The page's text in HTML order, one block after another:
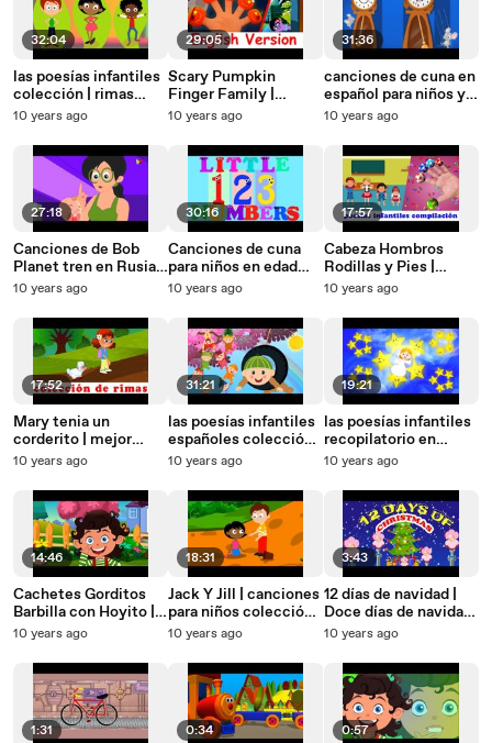
32:04
las poesías infantiles
colección | rimas
españoles
10 years ago
27:18
Canciones de Bob
Planet tren en Rusia |
Colección de rimas
10 years ago
17:52
Mary tenia un
corderito | mejor
colección canciones
10 years ago
14:46
Cachetes Gorditos
Barbilla con Hoyito |
canción de cuna en
de poesía infantil
10 years ago
1:31
29:05
Scary Pumpkin
Finger Family |
canciones de
compilación
10 years ago
30:16
Canciones de cuna
para niños en edad
preescolar en español
10 years ago
31:21
las poesías infantiles
españoles colección
para niños y bebés
10 years ago
18:31
Jack Y Jill | canciones
para niños colección
española | Canciones
10 years ago
0:34
31:36
canciones de cuna en
español para niños y
bebés | rimas y
preescolar para los
niños
10 years ago
17:57
Cabeza Hombros
Rodillas y Pies |
Canción infantil
niños en español
10 years ago
19:21
las poesías infantiles
recopilatorio en
español para niños
10 years ago
3:43
12 días de navidad |
Doce días de navidad
| villancicos
10 years ago
0:57